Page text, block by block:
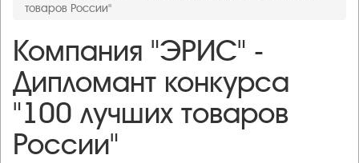
товаров России"
Компания "ЭРИС" -
Дипломант конкурса
"100 лучших товаров
России"